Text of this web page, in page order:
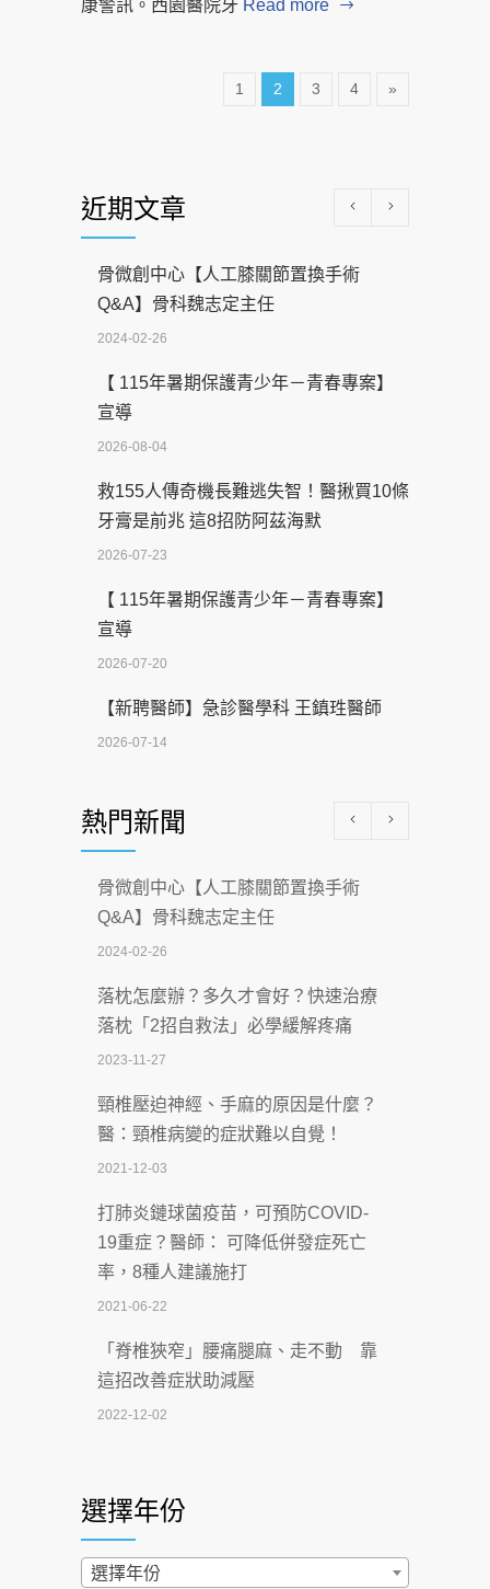
康警訊。西園醫院牙 Read more
1 2 3 4 »
近期文章
骨微創中心【人工膝關節置換手術
Q&A】骨科魏志定主任
2024-02-26
【 115年暑期保護青少年－青春專案】
宣導
2026-08-04
救155人傳奇機長難逃失智！醫揪買10條
牙膏是前兆 這8招防阿茲海默
2026-07-23
【 115年暑期保護青少年－青春專案】
宣導
2026-07-20
【新聘醫師】急診醫學科 王鎮珄醫師
2026-07-14
科能量
2026-07-08
沒菸酒也瀕臨洗腎？65歲男靠「這習
慣」逆轉腎功能 醫揭3招救命
2026-07-08
體溫飆破41度！醫連收兩例中暑病例：
致死率達8成
2026-07-07
深耕萬華55年 西園醫院回顧發展歷程與
智慧 醫療布局
2026-07-06
【115年臺北市「防癌保衛戰：健康好禮
一手刮」】 宣導
2026-07-02
2026-07-02
4連霸議員黃秋澤癌逝！食道癌為何奪命
西園醫院55周年 7／10捐血公益活動 邀
民眾熱血響應
2026-06-30
熱門新聞
骨微創中心【人工膝關節置換手術
Q&A】骨科魏志定主任
2024-02-26
落枕怎麼辦？多久才會好？快速治療
落枕「2招自救法」必學緩解疼痛
2023-11-27
頸椎壓迫神經、手麻的原因是什麼？
醫：頸椎病變的症狀難以自覺！
2021-12-03
打肺炎鏈球菌疫苗，可預防COVID-
19重症？醫師： 可降低併發症死亡
率，8種人建議施打
2021-06-22
「脊椎狹窄」腰痛腿麻、走不動 靠
這招改善症狀助減壓
2022-12-02
2022-02-17
過量維生素D和鈣恐罹癌? 醫師釋
選擇年份
選擇年份